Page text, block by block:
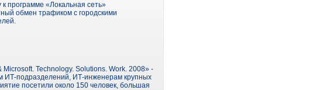
программе «Локальная сеть»
обмен трафиком с городскими
Technology. Solutions. Work. 2008» -
ИТ-подразделений, ИТ-инженерам крупных
посетили около 150 человек, большая